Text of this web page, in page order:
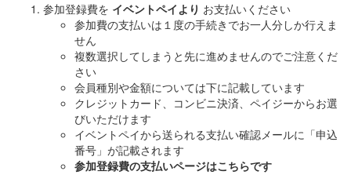
参加登録費を イベントペイより お支払いください
参加費の支払いは１度の手続きでお一人分しか行えま
せん
複数選択してしまうと先に進めませんのでご注意くだ
さい
会員種別や金額については下に記載しています
クレジットカード、コンビニ決済、ペイジーからお選
びいただけます
イベントペイから送られる支払い確認メールに「申込
番号」が記載されます
参加登録費の支払いページはこちらです